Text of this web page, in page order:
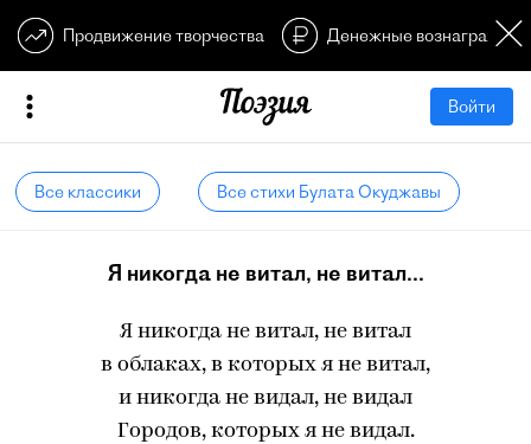
Продвижение творчества Денежные
Войти
Все классики Все стихи Булата Окуджавы
Я никогда не витал, не витал...
Я никогда не витал, не витал
в облаках, в которых я не витал,
и никогда не видал, не видал
Городов, которых я не видал.